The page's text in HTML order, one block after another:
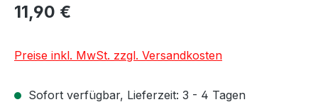
11,90 €
Preise inkl. MwSt. zzgl. Versandkosten
Sofort verfügbar, Lieferzeit: 3 - 4 Tagen